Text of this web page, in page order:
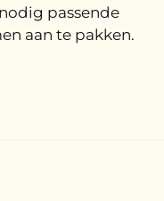
passende
aan te pakken.